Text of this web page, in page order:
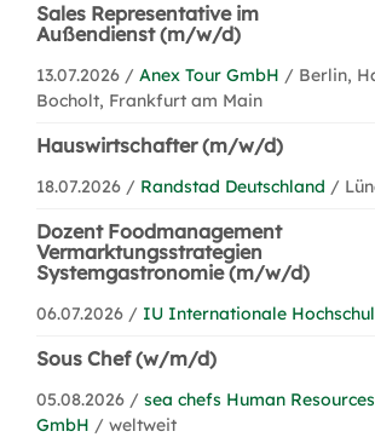
Sales Representative im
Außendienst (m/w/d)
13.07.2026 / Anex Tour GmbH / Berlin,
Bocholt, Frankfurt am Main
Hauswirtschafter (m/w/d)
18.07.2026 / Randstad Deutschland /
Dozent Foodmanagement
Vermarktungsstrategien
Systemgastronomie (m/w/d)
06.07.2026 / IU Internationale
Sous Chef (w/m/d)
05.08.2026 / sea chefs Human
GmbH / weltweit